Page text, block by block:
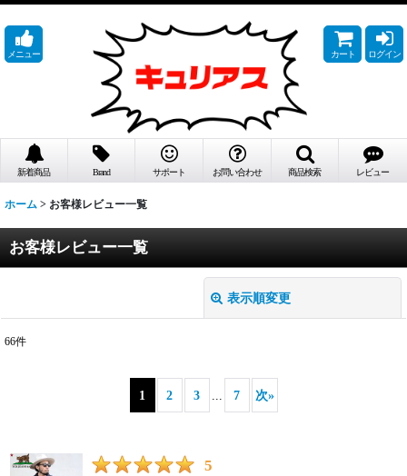
メニュー カート ログイン
新着商品 Brand サポート お問い合わせ 商品検索 レビュー
ホーム > お客様レビュー一覧
お客様レビュー一覧
表示順変更
レビュー検索
66件
1 2 3 7 次»
5